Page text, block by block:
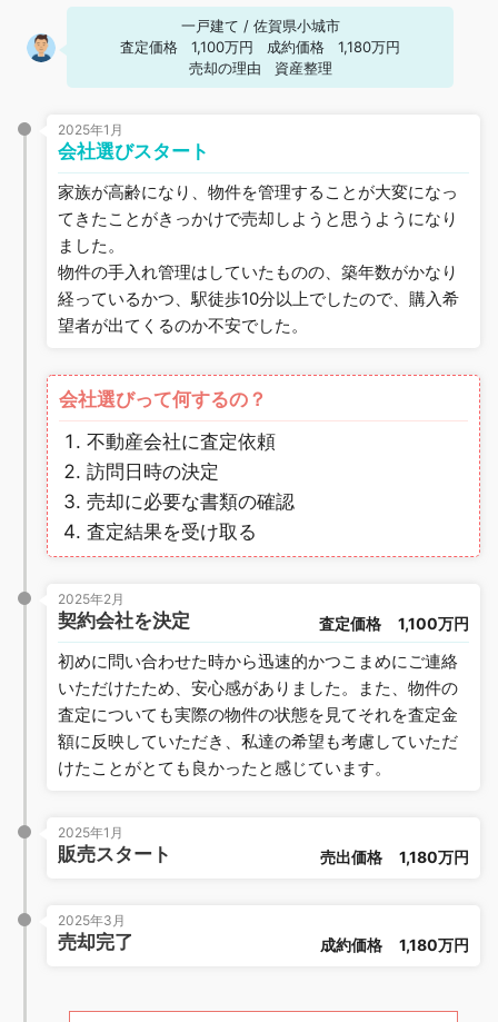
一戸建て / 佐賀県小城市
査定価格
1,100万円 成約価格
1,180万円
売却の理由
資産整理
2025年1月
会社選びスタート
家族が高齢になり、物件を管理することが大変になっ
てきたことがきっかけで売却しようと思うようになり
ました。
物件の手入れ管理はしていたものの、築年数がかなり
経っているかつ、駅徒歩10分以上でしたので、購入希
望者が出てくるのか不安でした。
会社選びって何するの？
不動産会社に査定依頼
訪問日時の決定
売却に必要な書類の確認
査定結果を受け取る
2025年2月
契約会社を決定 査定価格 1,100万円
初めに問い合わせた時から迅速的かつこまめにご連絡
いただけたため、安心感がありました。また、物件の
査定についても実際の物件の状態を見てそれを査定金
額に反映していただき、私達の希望も考慮していただ
けたことがとても良かったと感じています。
2025年1月
販売スタート 売出価格 1,180万円
2025年3月
売却完了 成約価格 1,180万円